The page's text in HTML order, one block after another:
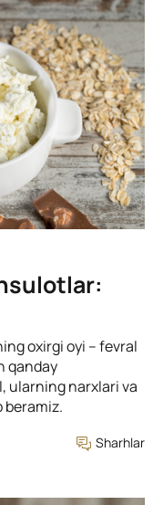
oxirgi oyi – fevral
qanday
ularning narxlari va
beramiz.
Sharhlar